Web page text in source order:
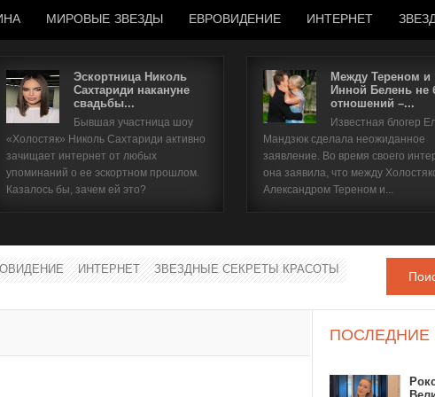
МИРОВЫЕ ЗВЕЗДЫ ЕВРОВИДЕНИЕ ИНТЕРНЕТ
Эскортница Николь
Сахтариди накануне
свадьбы...
Бывшая участница шоу
«Холостяк» Николь Сахтариди активно
зачищает интернет от любых
упоминаний о ее эскортном прошлом.
Казалось бы, зачем ей это?
Между Тереном и
Инной Белень не
отношений –...
Известная блогер
Мандзюк сделала неожиданное
заявление. Во время своего
она заявила, что между
Александром Тереном и...
ИНТЕРНЕТ ЗВЕЗДНЫЕ СЕКРЕТЫ КРАСОТЫ
ПОСЛЕДНИЕ
Имя пользователя
Забыли имя пользователя?